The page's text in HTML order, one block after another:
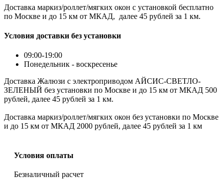
Доставка маркиз/роллет/мягких окон с установкой бесплатно
по Москве и до 15 км от МКАД, далее 45 рублей за 1 км.
Условия доставки без установки
09:00-19:00
Понедельник - воскресенье
Доставка Жалюзи с электроприводом АЙСИС-СВЕТЛО-
ЗЕЛЕНЫЙ без установки по Москве и до 15 км от МКАД 500
рублей, далее 45 рублей за 1 км.
Доставка маркиз/роллет/мягких окон без установки по Москве
и до 15 км от МКАД 2000 рублей, далее 45 рублей за 1 км
Условия оплаты
Безналичный расчет